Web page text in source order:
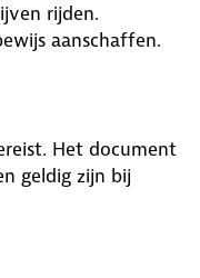
rijden.
aanschaffen.
Het document
geldig zijn bij